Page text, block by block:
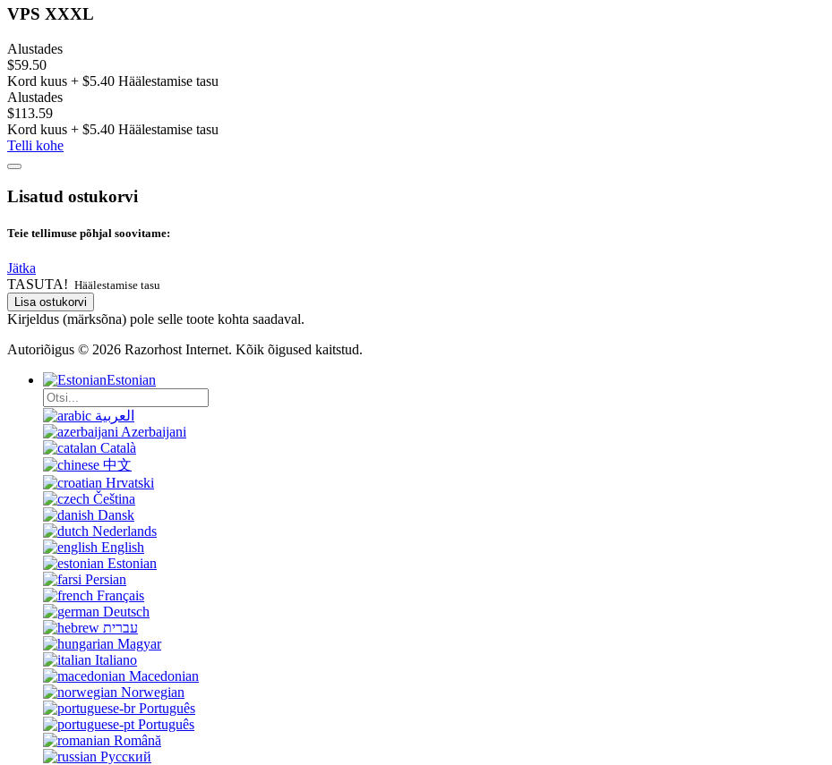
VPS XXXL
Alustades
$59.50
Kord kuus + $5.40 Häälestamise tasu
Alustades
$113.59
Kord kuus + $5.40 Häälestamise tasu
Telli kohe
Lisatud ostukorvi
Teie tellimuse põhjal soovitame:
Jätka
TASUTA! Häälestamise tasu
Lisa ostukorvi
Kirjeldus (märksõna) pole selle toote kohta saadaval.
Autoriõigus © 2026 Razorhost Internet. Kõik õigused kaitstud.
Estonian
العربية
Azerbaijani
Català
中文
Hrvatski
Čeština
Dansk
Nederlands
English
Estonian
Persian
Français
Deutsch
עברית
Magyar
Italiano
Macedonian
Norwegian
Português
Português
Română
Русский